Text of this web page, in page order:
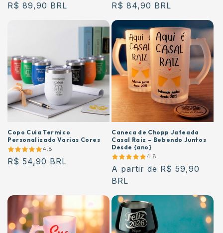
Preço
R$ 89,90 BRL
Preço
normal
R$ 84,90 BRL
Copo Cuia Termico
Personalizado Varias Cores
4.8
Preço
R$ 54,90 BRL
Caneca de Chopp Jateada
Casal Raiz – Bebendo Juntos
Desde {ano}
4.8
Preço
normal
A partir de R$ 59,90
BRL